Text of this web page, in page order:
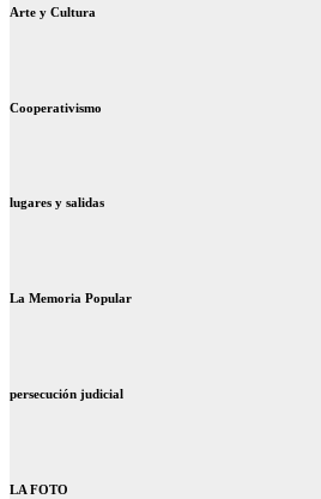
Arte y Cultura
Cooperativismo
lugares y salidas
La Memoria Popular
persecución judicial
LA FOTO